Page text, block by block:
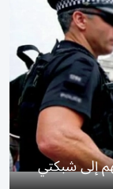
انتمائهم إلى شبكتي